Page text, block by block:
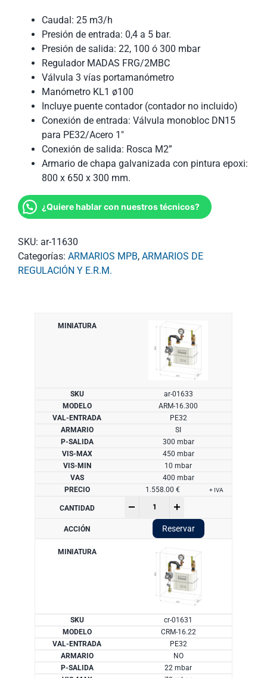
Caudal: 25 m3/h
Presión de entrada: 0,4 a 5 bar.
Presión de salida: 22, 100 ó 300 mbar
Regulador MADAS FRG/2MBC
Válvula 3 vías portamanómetro
Manómetro KL1 ø100
Incluye puente contador (contador no incluido)
Conexión de entrada: Válvula monobloc DN15
para PE32/Acero 1″
Conexión de salida: Rosca M2”
Armario de chapa galvanizada con pintura epoxi:
800 x 650 x 300 mm.
¿Quiere hablar con nuestros técnicos?
SKU: ar-11630
Categorías: ARMARIOS MPB, ARMARIOS DE
REGULACIÓN Y E.R.M.
ar-01633
ARM-16.300
PE32
SI
300 mbar
450 mbar
10 mbar
400 mbar
1.558.00 € + IVA
ARM-
caudal
m3/h
Reservar
cr-01631
CRM-16.22
PE32
NO
22 mbar